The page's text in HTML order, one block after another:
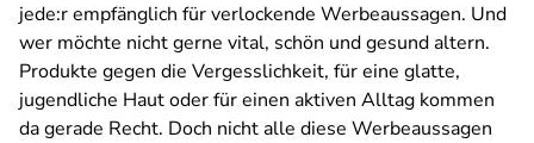
jede:r empfänglich für verlockende Werbeaussagen. Und
wer möchte nicht gerne vital, schön und gesund altern.
Produkte gegen die Vergesslichkeit, für eine glatte,
jugendliche Haut oder für einen aktiven Alltag kommen
da gerade Recht. Doch nicht alle diese Werbeaussagen